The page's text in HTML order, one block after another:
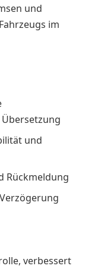
und
im
und
Rückmeldung
verbessert